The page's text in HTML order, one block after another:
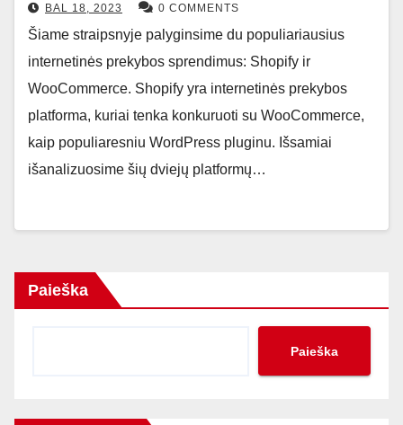
BAL 18, 2023 0 COMMENTS
Šiame straipsnyje palyginsime du populiariausius
internetinės prekybos sprendimus: Shopify ir
WooCommerce. Shopify yra internetinės prekybos
platforma, kuriai tenka konkuruoti su WooCommerce,
kaip populiaresniu WordPress pluginu. Išsamiai
išanalizuosime šių dviejų platformų…
Paieška
Paieška